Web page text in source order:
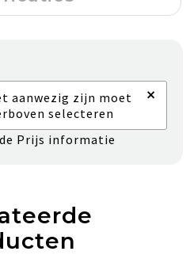
aanwezig zijn moet
selecteren
×
Prijs informatie